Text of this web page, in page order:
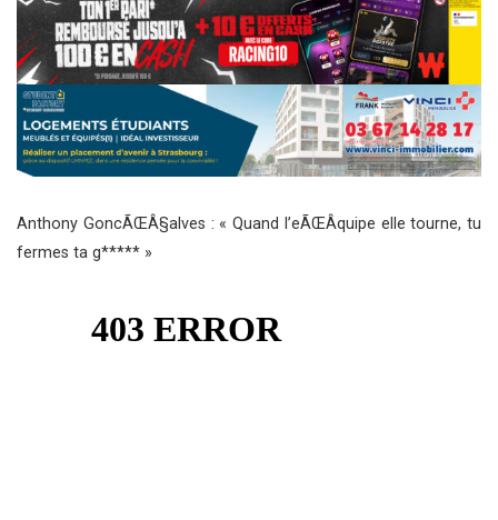
Anthony GoncÃŒÂ§alves : « Quand l’eÃŒÂquipe elle tourne, tu
fermes ta g***** »